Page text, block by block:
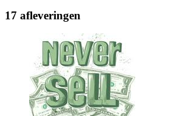
17 afleveringen